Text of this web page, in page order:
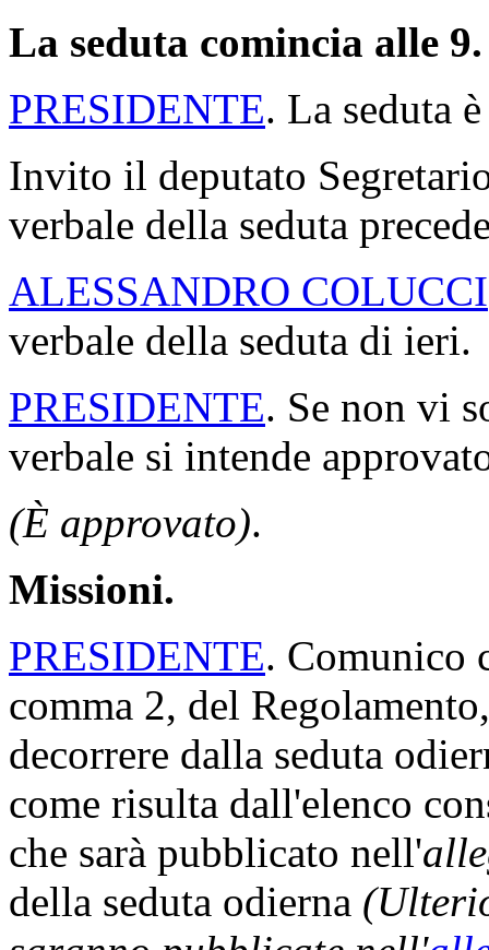
La seduta comincia alle 9.
PRESIDENTE. La seduta
Invito il deputato
verbale della seduta
ALESSANDRO COLUCCI
verbale della seduta di ieri.
PRESIDENTE. Se non vi
verbale si intende
(È approvato).
Missioni.
PRESIDENTE. Comunico
comma 2, del
decorrere dalla seduta
come risulta dall'elenco
che sarà pubblicato nell'
della seduta odierna